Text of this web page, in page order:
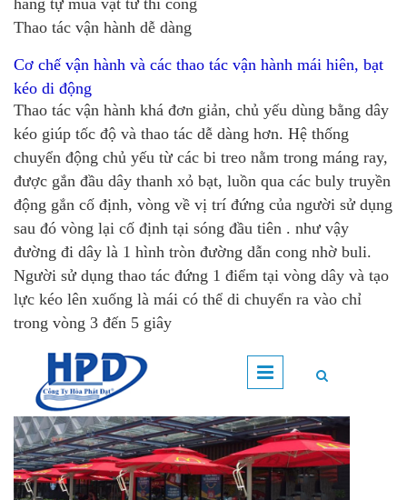
Thao tác vận hành dễ dàng
Cơ chế vận hành và các thao tác vận hành mái hiên, bạt
kéo di động
Thao tác vận hành khá đơn giản, chủ yếu dùng bằng dây
kéo giúp tốc độ và thao tác dễ dàng hơn. Hệ thống
chuyển động chủ yếu từ các bi treo nằm trong máng ray,
được gắn đầu dây thanh xỏ bạt, luồn qua các buly truyền
động gắn cố định, vòng về vị trí đứng của người sử dụng
sau đó vòng lại cố định tại sóng đầu tiên . như vậy
đường đi dây là 1 hình tròn đường dẫn cong nhờ buli.
Người sử dụng thao tác đứng 1 điểm tại vòng dây và tạo
lực kéo lên xuống là mái có thể di chuyển ra vào chỉ
trong vòng 3 đến 5 giây